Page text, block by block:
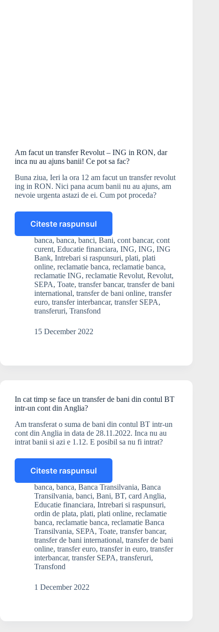
Am facut un transfer Revolut – ING in RON, dar
inca nu au ajuns banii! Ce pot sa fac?
Buna ziua, Ieri la ora 12 am facut un transfer revolut
ing in RON. Nici pana acum banii nu au ajuns, am
nevoie urgenta astazi de ei. Cum pot proceda?
Citeste raspunsul
Am
facut
un
transfer
Revolut
–
ING
in
RON,
dar
nu
banii!
fac?
banca, banca, banci, Bani, cont bancar, cont
curent, Educatie financiara, ING, ING, ING
Bank, Intrebari si raspunsuri, plati, plati
online, reclamatie banca, reclamatie banca,
reclamatie ING, reclamatie Revolut, Revolut,
SEPA, Toate, transfer bancar, transfer de bani
international, transfer de bani online, transfer
euro, transfer interbancar, transfer SEPA,
transferuri, Transfond
15 December 2022
In cat timp se face un transfer de bani din contul BT
intr-un cont din Anglia?
Am transferat o suma de bani din contul BT intr-un
cont din Anglia in data de 28.11.2022. Inca nu au
intrat banii si azi e 1.12. E posibil sa nu fi intrat?
Citeste raspunsul
In
cat
timp
se
face
un
transfer
de
bani
din
BT
intr-
din
banca, banca, Banca Transilvania, Banca
Transilvania, banci, Bani, BT, card Anglia,
Educatie financiara, Intrebari si raspunsuri,
ordin de plata, plati, plati online, reclamatie
banca, reclamatie banca, reclamatie Banca
Transilvania, SEPA, Toate, transfer bancar,
transfer de bani international, transfer de bani
online, transfer euro, transfer in euro, transfer
interbancar, transfer SEPA, transferuri,
Transfond
1 December 2022